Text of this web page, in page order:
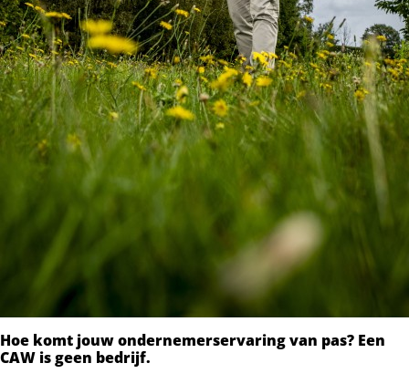
Hoe komt jouw ondernemerservaring van pas? Een
CAW is geen bedrijf.